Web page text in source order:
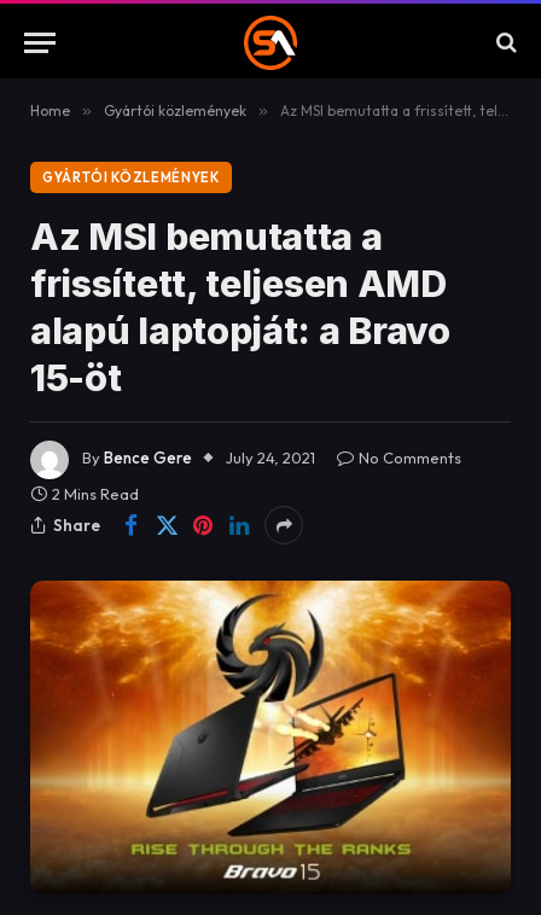
Home » Gyártói közlemények » Az MSI bemutatta a frissített, teljesen AMD alapú laptopját: a Bravo 15-öt
GYÁRTÓI KÖZLEMÉNYEK
Az MSI bemutatta a
frissített, teljesen AMD
alapú laptopját: a Bravo
15-öt
ByBence Gere July 24, 2021
No Comments
2 Mins Read
Share